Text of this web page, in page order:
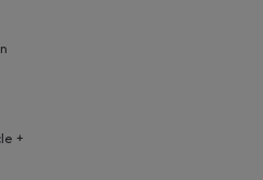
+